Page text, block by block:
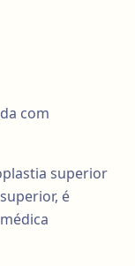
com
superior
é